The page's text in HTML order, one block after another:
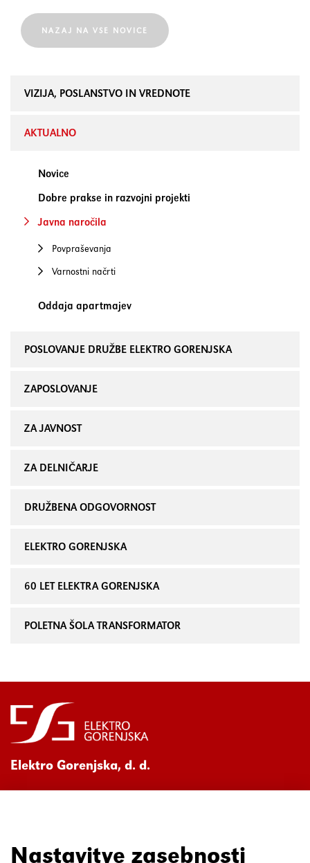
VIZIJA, POSLANSTVO IN VREDNOTE
AKTUALNO
Novice
Dobre prakse in razvojni projekti
Javna naročila
Povpraševanja
Varnostni načrti
Oddaja apartmajev
POSLOVANJE DRUŽBE ELEKTRO GORENJSKA
ZAPOSLOVANJE
ZA JAVNOST
ZA DELNIČARJE
DRUŽBENA ODGOVORNOST
ELEKTRO GORENJSKA
60 LET ELEKTRA GORENJSKA
POLETNA ŠOLA TRANSFORMATOR
NAZAJ NA VSE NOVICE
Elektro Gorenjska, d. d.
Nastavitve zasebnosti